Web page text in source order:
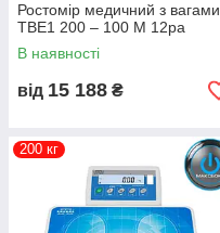
Ростомір медичний з вагами
ТВЕ1 200 – 100 М 12ра
В наявності
від 15 188 ₴
200 кг